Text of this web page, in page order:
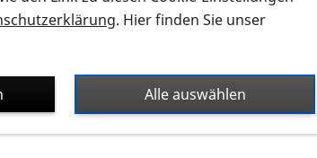
dazu führen,
Lagrèze und Prof. Dr.
der
beitragen können, dass
. Hier finden Sie unser
Alle auswählen